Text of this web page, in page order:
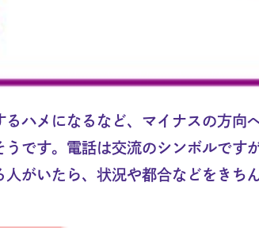
ハメになるなど、マイナスの方向
です。電話は交流のシンボルです
がいたら、状況や都合などをきち